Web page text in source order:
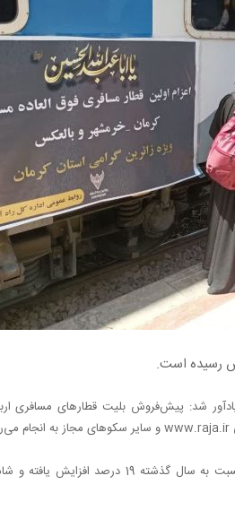
مطابق اعلام شرکت راه‌آهن، ظرفیت صندلی ایجاد شده قطارهای اربعین 1404